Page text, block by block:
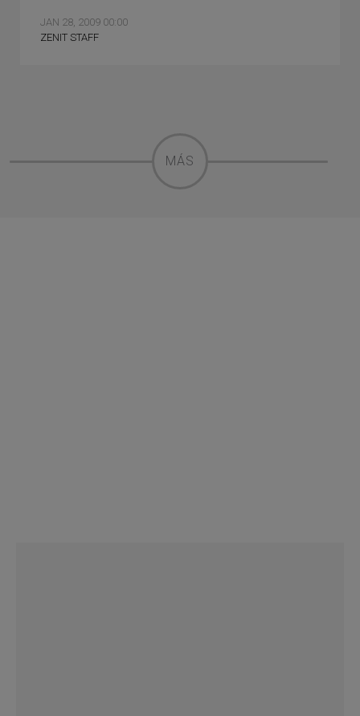
JAN 28, 2009 00:00
ZENIT STAFF
MÁS